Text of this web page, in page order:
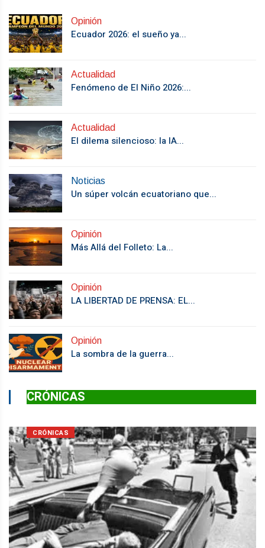
Opinión
Ecuador 2026: el sueño ya...
Actualidad
Fenómeno de El Niño 2026:...
Actualidad
El dilema silencioso: la IA...
Noticias
Un súper volcán ecuatoriano que...
Opinión
Más Allá del Folleto: La...
Opinión
LA LIBERTAD DE PRENSA: EL...
Opinión
La sombra de la guerra...
CRÓNICAS
CRÓNICAS